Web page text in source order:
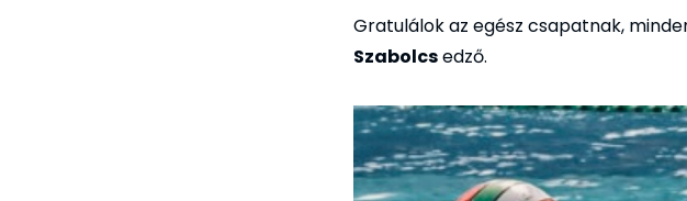
Gratulálok az egész csapatnak,
Szabolcsedző.